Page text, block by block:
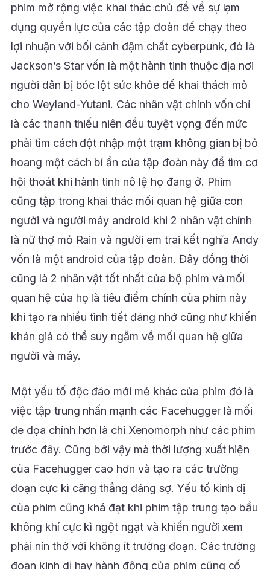
phim mở rộng việc khai thác chủ đề về sự lạm
dụng quyền lực của các tập đoàn để chạy theo
lợi nhuận với bối cảnh đậm chất cyberpunk, đó là
Jackson’s Star vốn là một hành tinh thuộc địa nơi
người dân bị bóc lột sức khỏe để khai thách mỏ
cho Weyland-Yutani. Các nhân vật chính vốn chỉ
là các thanh thiếu niên đều tuyệt vọng đến mức
phải tìm cách đột nhập một trạm không gian bị bỏ
hoang một cách bí ẩn của tập đoàn này để tìm cơ
hội thoát khi hành tinh nô lệ họ đang ở. Phim
cũng tập trong khai thác mối quan hệ giữa con
người và người máy android khi 2 nhân vật chính
là nữ thợ mỏ Rain và người em trai kết nghĩa Andy
vốn là một android của tập đoàn. Đây đồng thời
cũng là 2 nhân vật tốt nhất của bộ phim và mối
quan hệ của họ là tiêu điểm chính của phim này
khi tạo ra nhiều tình tiết đáng nhớ cũng như khiến
khán giả có thể suy ngẫm về mối quan hệ giữa
người và máy.
Một yếu tố độc đáo mới mẻ khác của phim đó là
việc tập trung nhấn mạnh các Facehugger là mối
đe dọa chính hơn là chỉ Xenomorph như các phim
trước đây. Cũng bởi vậy mà thời lượng xuất hiện
của Facehugger cao hơn và tạo ra các trường
đoạn cực kì căng thẳng đáng sợ. Yếu tố kinh dị
của phim cũng khá đạt khi phim tập trung tạo bầu
không khí cực kì ngột ngạt và khiến người xem
phải nín thở với không ít trường đoạn. Các trường
đoạn kinh dị hay hành động của phim cũng cố